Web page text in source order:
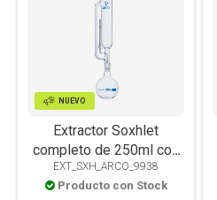
NUEVO
Extractor Soxhlet
completo de 250ml con
Condensador Allihn
intercambiable.
EXT_SXH_ARCO_9938
Producto con Stock